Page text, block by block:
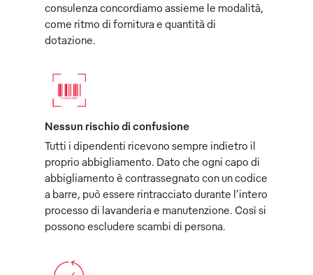
consulenza concordiamo assieme le modalità,
come ritmo di fornitura e quantità di
dotazione.
Nessun rischio di confusione
Tutti i dipendenti ricevono sempre indietro il
proprio abbigliamento. Dato che ogni capo di
abbigliamento è contrassegnato con un codice
a barre, può essere rintracciato durante l’intero
processo di lavanderia e manutenzione. Così si
possono escludere scambi di persona.